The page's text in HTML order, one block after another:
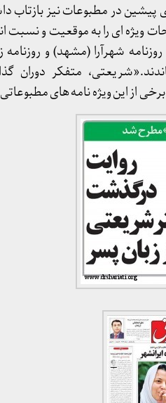
در مطبوعات نیز بازتاب
ویژه ای را به موقعیت و نسبت
شهرآرا (مشهد) و
متفکر دوران
از این ویژه نامه های